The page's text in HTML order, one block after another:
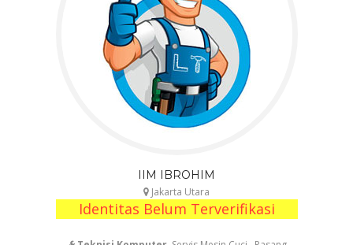
IIM IBROHIM
Jakarta Utara
Identitas Belum Terverifikasi